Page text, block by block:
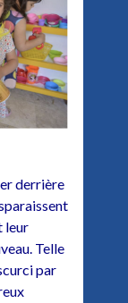
derrière
leur
Telle
par